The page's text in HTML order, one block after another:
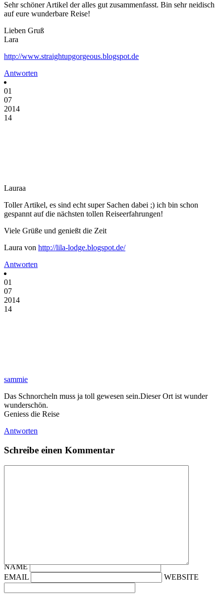
Sehr schöner Artikel der alles gut zusammenfasst. Bin sehr neidisch
auf eure wunderbare Reise!
Lieben Gruß
Lara
http://www.straightupgorgeous.blogspot.de
Antworten
01
07
2014
14
Lauraa
Toller Artikel, es sind echt super Sachen dabei ;) ich bin schon
gespannt auf die nächsten tollen Reiseerfahrungen!
Viele Grüße und genießt die Zeit
Laura von http://lila-lodge.blogspot.de/
Antworten
01
07
2014
14
sammie
Das Schnorcheln muss ja toll gewesen sein.Dieser Ort ist wunder
wunderschön.
Geniess die Reise
Antworten
Schreibe einen Kommentar
NAME
EMAIL
WEBSITE